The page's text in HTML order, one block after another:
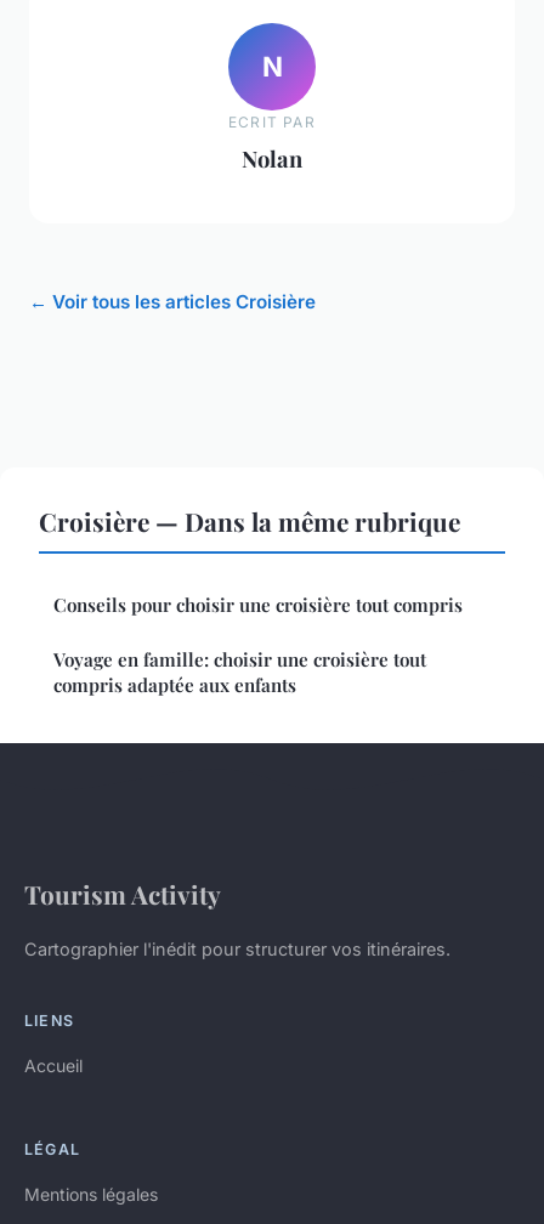
N
ECRIT PAR
Nolan
← Voir tous les articles Croisière
Croisière — Dans la même rubrique
Conseils pour choisir une croisière tout compris
Voyage en famille: choisir une croisière tout
compris adaptée aux enfants
Tourism Activity
Cartographier l'inédit pour structurer vos itinéraires.
LIENS
Accueil
LÉGAL
Mentions légales